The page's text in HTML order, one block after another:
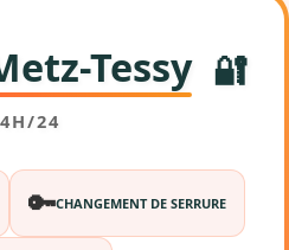
Tessy 🔐
24
🔑CHANGEMENT DE SERRURE